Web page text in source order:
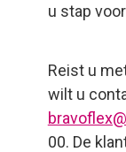
u stap
Reist u
wilt u
00. De